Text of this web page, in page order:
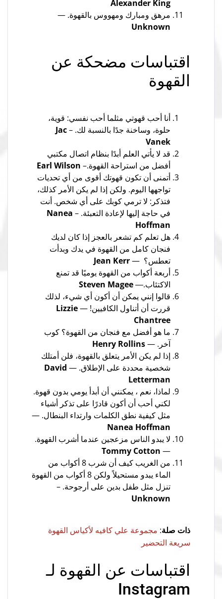
Alexander King
مرهق ومبارك ومهووس بالقهوة. —
Unknown
اقتباسات مضحكة عن
القهوة
أنا أحب قهوتي مثلما أحب نفسي: قوية،
حلوة، وساخنة جدًا بالنسبة لك. –Jac
Vanek
قد لا يأتي العلم أبدًا بنظام اتصال مكتبي
أفضل من استراحة القهوة.– Earl Wilson
أتمنى أن تكون قهوتك أقوى من أي تحديات
تواجهها اليوم. ولكن إذا لم يكن الأمر كذلك،
فتذكر: لا ترمي كوبك على أي شخص. أنت
في حاجة إليها لإعادة التعبئة. – Nanea
Hoffman
هل تعلم كم تشعر بالعجز إذا كان لديك
فنجان كامل من القهوة في يدك وبدأت
تعطس؟ —Jean Kerr
أربعة أكواب من القهوة يوميًا قد تمنع
الاكتئاب.―Steven Magee
قالوا إنني يمكن أن أكون أي شيء، لذلك
قررت أن أتناول الكافيين! —Lizzie
Chantree
ما هو أفضل مع فنجان من القهوة؟ كوب
آخر. —Henry Rollins
إذا لم يكن الأمر يتعلق بالقهوة، فلن أمتلك
شخصية محددة على الإطلاق. — David
Letterman
لماذا، نعم ، يمكنني أن أبدأ يومي بدون قهوة.
لكني أحب أن أكون قادرًا على تذكر أشياء
مثل كيفية نطق الكلمات وارتداء البنطال. —
Nanea Hoffman
لا يبدو الناس مزعجين عندما أشرب القهوة.
—
Tommy Cotton
من الغريب كيف أن شرب 8 أكواب من
الماء يبدو مستحيلاً ولكن 8 أكواب من القهوة
تنزل مثل طفل بدين على أرجوحة. –
Unknown
ذات صلة: مجموعة علي كافيه لأكياس القهوة
سريعة التحضير
اقتباسات عن القهوة لـ
Instagram